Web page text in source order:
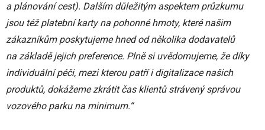
a plánování cest). Dalším důležitým aspektem průzkumu
jsou též platební karty na pohonné hmoty, které našim
zákazníkům poskytujeme hned od několika dodavatelů
na základě jejich preference. Plně si uvědomujeme, že díky
individuální péči, mezi kterou patří i digitalizace našich
produktů, dokážeme zkrátit čas klientů strávený správou
vozového parku na minimum.“